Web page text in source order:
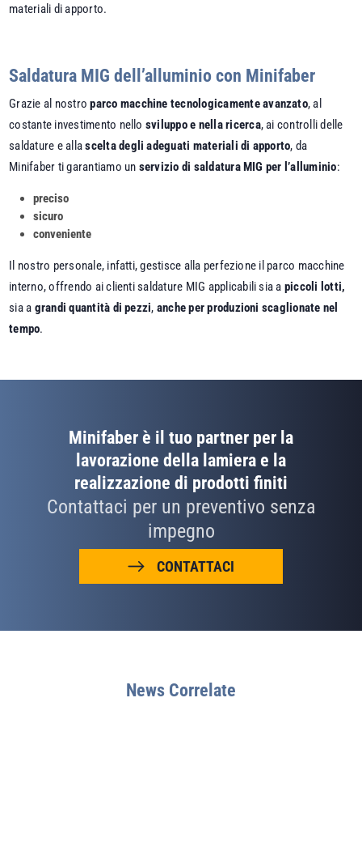
materiali di apporto.
Saldatura MIG dell’alluminio con Minifaber
Grazie al nostroparco macchine tecnologicamente avanzato, al
costante investimento nello sviluppo e nella ricerca, ai controlli delle
saldature e allascelta degli adeguati materiali di apporto, da
Minifaber ti garantiamo un servizio di saldatura MIG per l’alluminio:
preciso
sicuro
conveniente
Il nostro personale, infatti, gestisce alla perfezione il parco macchine
interno, offrendo ai clientisaldature MIG applicabili sia a piccoli lotti,
sia a grandi quantità di pezzi, anche per produzioni scaglionate nel
tempo.
Minifaber è il tuo partner per la
lavorazione della lamiera e la
realizzazione di prodotti finiti
Contattaci per un preventivo senza
impegno
CONTATTACI
News Correlate